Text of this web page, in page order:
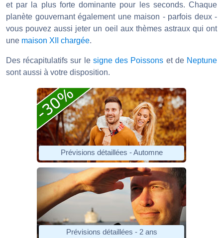
et par la plus forte dominante pour les seconds. Chaque
planète gouvernant également une maison - parfois deux -
vous pouvez aussi jeter un oeil aux thèmes astraux qui ont
une maison XII chargée.
Des récapitulatifs sur le signe des Poissons et de Neptune
sont aussi à votre disposition.
Prévisions détaillées - Automne
Prévisions détaillées - 2 ans